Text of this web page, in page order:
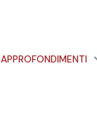
APPROFONDIMENTI